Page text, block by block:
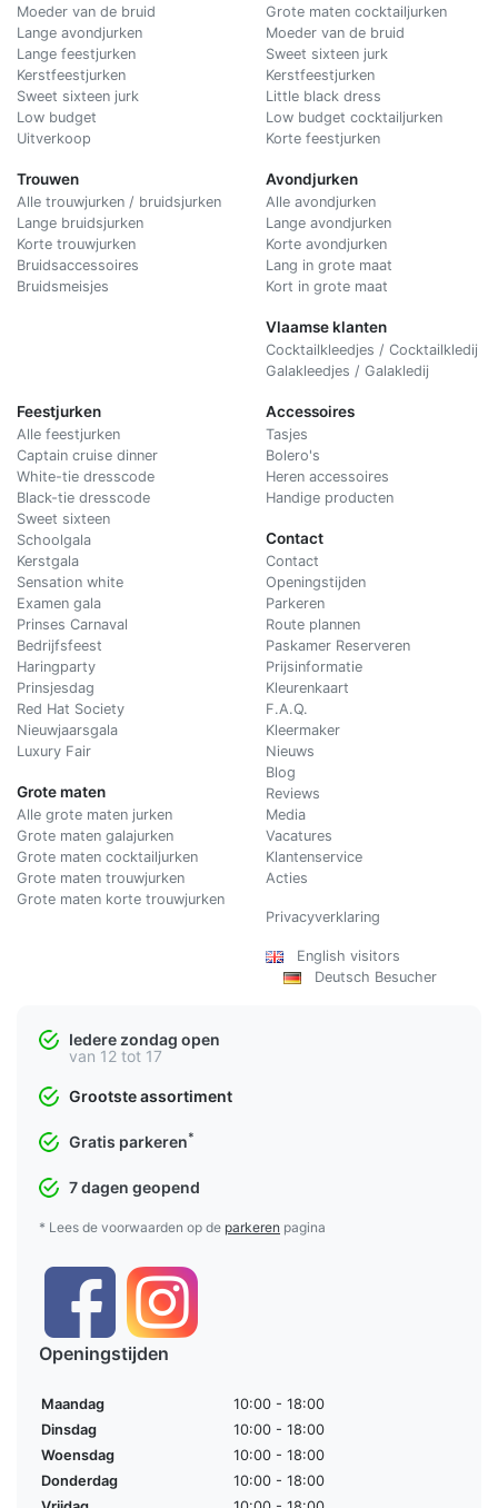
Moeder van de bruid
Lange avondjurken
Lange feestjurken
Kerstfeestjurken
Sweet sixteen jurk
Low budget
Uitverkoop
Trouwen
Alle trouwjurken / bruidsjurken
Lange bruidsjurken
Korte trouwjurken
Bruidsaccessoires
Bruidsmeisjes
Grote maten cocktailjurken
Moeder van de bruid
Sweet sixteen jurk
Kerstfeestjurken
Little black dress
Low budget cocktailjurken
Korte feestjurken
Avondjurken
Alle avondjurken
Lange avondjurken
Korte avondjurken
Lang in grote maat
Kort in grote maat
Vlaamse klanten
Cocktailkleedjes / Cocktailkledij
Galakleedjes / Galakledij
Feestjurken
Alle feestjurken
Captain cruise dinner
White-tie dresscode
Black-tie dresscode
Sweet sixteen
Schoolgala
Kerstgala
Sensation white
Examen gala
Prinses Carnaval
Bedrijfsfeest
Haringparty
Prinsjesdag
Red Hat Society
Nieuwjaarsgala
Luxury Fair
Grote maten
Alle grote maten jurken
Grote maten galajurken
Grote maten cocktailjurken
Grote maten trouwjurken
Grote maten korte trouwjurken
Accessoires
Tasjes
Bolero's
Heren accessoires
Handige producten
Contact
Contact
Openingstijden
Parkeren
Route plannen
Paskamer Reserveren
Prijsinformatie
Kleurenkaart
F.A.Q.
Kleermaker
Nieuws
Blog
Reviews
Media
Vacatures
Klantenservice
Acties
Privacyverklaring
English visitors
Deutsch Besucher
Iedere zondag open
van 12 tot 17
Grootste assortiment
Gratis parkeren*
7 dagen geopend
* Lees de voorwaarden op de parkeren pagina
Openingstijden
Maandag
10:00 - 18:00
Dinsdag
10:00 - 18:00
Woensdag
10:00 - 18:00
Donderdag
10:00 - 18:00